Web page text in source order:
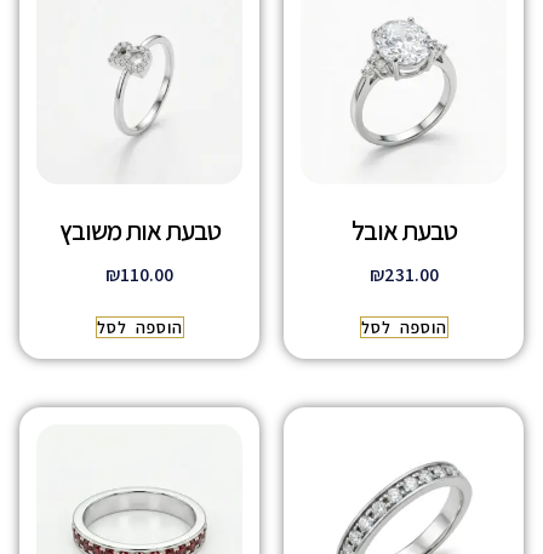
טבעת אובל
₪231.00
הוספה לסל
טבעת אות משובץ
₪110.00
הוספה לסל